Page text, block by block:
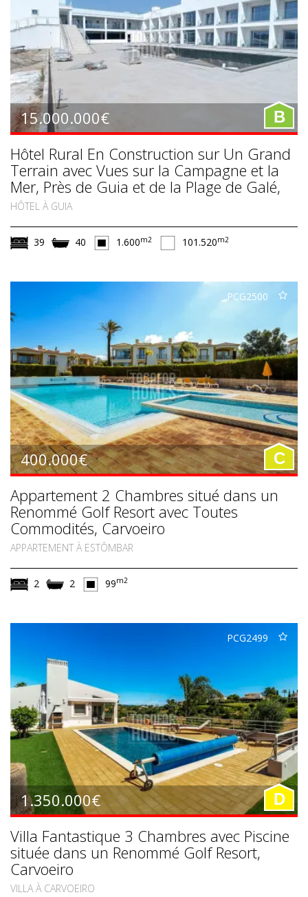
15.000.000€ B
Hôtel Rural En Construction sur Un Grand
Terrain avec Vues sur la Campagne et la
Mer, Près de Guia et de la Plage de Galé,
Albufeira
HÔTEL À GUIA
39 40 1.600m2 101.520m2
PCG2500
400.000€ C
Appartement 2 Chambres situé dans un
Renommé Golf Resort avec Toutes
Commodités, Carvoeiro
APPARTEMENT À ESTÔMBAR
2 2 99m2
PCG2499
1.350.000€ D
Villa Fantastique 3 Chambres avec Piscine
située dans un Renommé Golf Resort,
Carvoeiro
VILLA À CARVOEIRO